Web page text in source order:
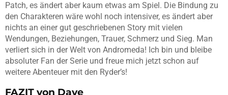
Patch, es ändert aber kaum etwas am Spiel. Die Bindung zu
den Charakteren wäre wohl noch intensiver, es ändert aber
nichts an einer gut geschriebenen Story mit vielen
Wendungen, Beziehungen, Trauer, Schmerz und Sieg. Man
verliert sich in der Welt von Andromeda! Ich bin und bleibe
absoluter Fan der Serie und freue mich jetzt schon auf
weitere Abenteuer mit den Ryder’s!
FAZIT von Dave